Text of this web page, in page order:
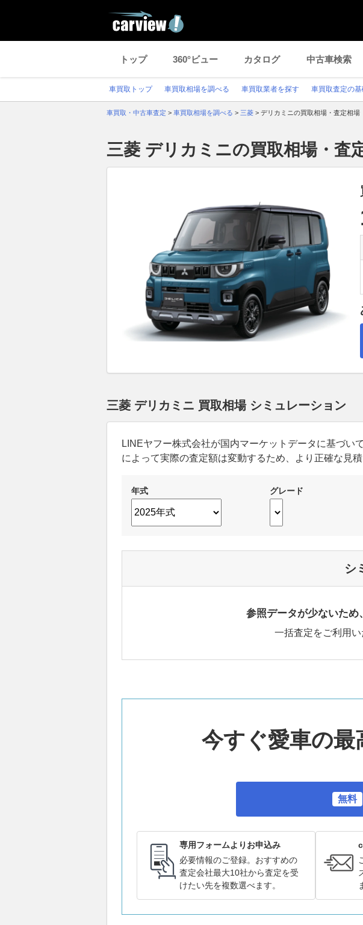
トップ 360°ビュー カタログ 中古車検索
車買取トップ 車買取相場を調べる 車買取業者を探す 車買取査定の
車買取・中古車査定 > 車買取相場を調べる > 三菱 > デリカミニの買取相場・査定相場
三菱 デリカミニの買取相場・査
三菱 デリカミニ 買取相場 シミュレーション
LINEヤフー株式会社が国内マーケットデータに基づ
によって実際の査定額は変動するため、より正確な見
年式 グレード
シ
参照データが少ないた
一括査定をご利用
今すぐ愛車の最
無料
専用フォームよりお申込み
必要情報のご登録。おすすめの
査定会社最大10社から査定を受
けたい先を複数選べます。